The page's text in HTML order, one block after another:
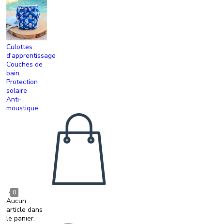
Culottes
d'apprentissage
Couches de
bain
Protection
solaire
Anti-
moustique
0
Aucun
article dans
le panier.